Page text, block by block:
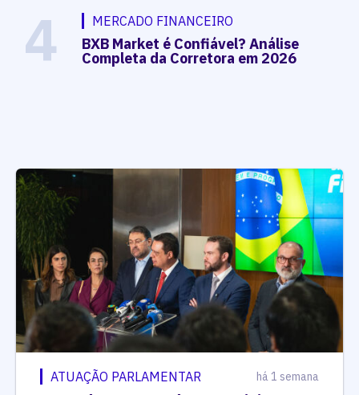
4 MERCADO FINANCEIRO
BXB Market é Confiável? Análise
Completa da Corretora em 2026
ATUAÇÃO PARLAMENTAR há 1 semana